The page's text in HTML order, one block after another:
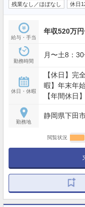
残業なし／ほぼなし
休日
給与・手当
年収520万
勤務時間
月〜土8：
休日・休暇
【休日】
暇】年末年
【年間休日
勤務地
静岡県下田
閲覧状況